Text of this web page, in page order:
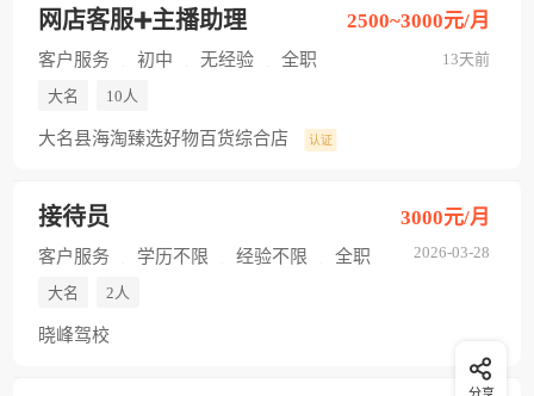
网店客服➕主播助理
13天前
2500~3000元/月
客户服务 初中 无经验 全职
大名 10人
大名县海淘臻选好物百货综合店 认证
接待员
2026-03-28
3000元/月
客户服务 学历不限 经验不限 全职
大名 2人
晓峰驾校
分享